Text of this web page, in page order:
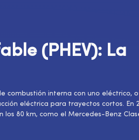
(PHEV): La
combustión interna con uno eléctrico,
eléctrica para trayectos cortos. En
80 km, como el Mercedes-Benz